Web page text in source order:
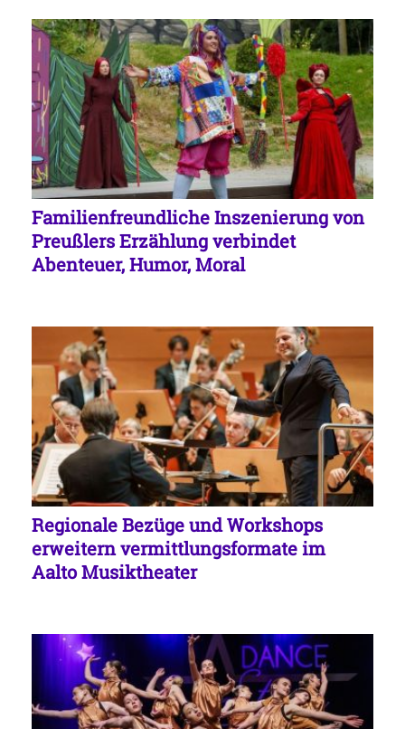
Familienfreundliche Inszenierung von
Preußlers Erzählung verbindet
Abenteuer, Humor, Moral
Regionale Bezüge und Workshops
erweitern vermittlungsformate im
Aalto Musiktheater